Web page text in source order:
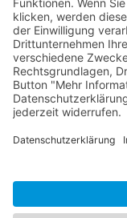
Einschränkung
Freiwillige
Mitglied
Bequem
geschickt